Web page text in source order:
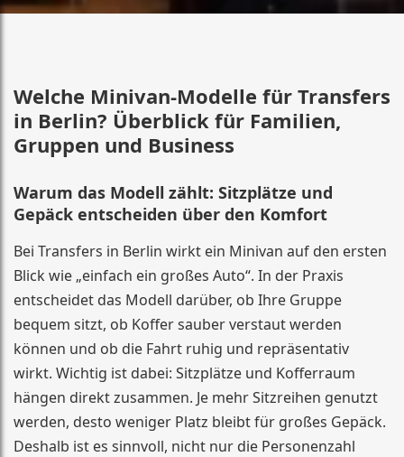
Welche Minivan-Modelle für Transfers
in Berlin? Überblick für Familien,
Gruppen und Business
Warum das Modell zählt: Sitzplätze und
Gepäck entscheiden über den Komfort
Bei Transfers in Berlin wirkt ein Minivan auf den ersten
Blick wie „einfach ein großes Auto“. In der Praxis
entscheidet das Modell darüber, ob Ihre Gruppe
bequem sitzt, ob Koffer sauber verstaut werden
können und ob die Fahrt ruhig und repräsentativ
wirkt. Wichtig ist dabei: Sitzplätze und Kofferraum
hängen direkt zusammen. Je mehr Sitzreihen genutzt
werden, desto weniger Platz bleibt für großes Gepäck.
Deshalb ist es sinnvoll, nicht nur die Personenzahl